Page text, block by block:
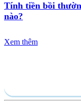
Tính tiền bồi
nào?
Xem thêm